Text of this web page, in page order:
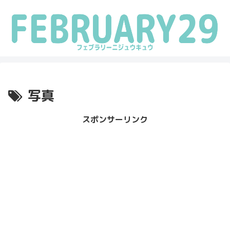
写真
スポンサーリンク